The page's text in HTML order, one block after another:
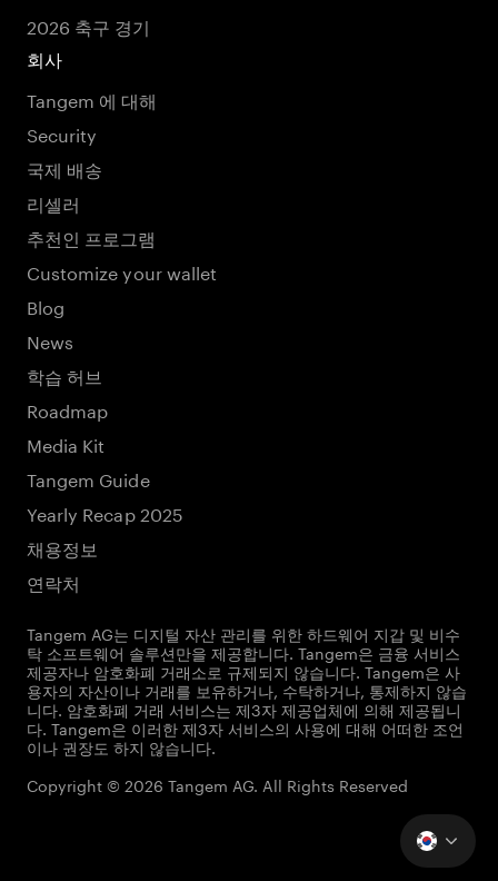
2026 축구 경기
회사
Tangem 에 대해
Security
국제 배송
리셀러
추천인 프로그램
Customize your wallet
Blog
News
학습 허브
Roadmap
Media Kit
Tangem Guide
Yearly Recap 2025
채용정보
연락처
Tangem AG는 디지털 자산 관리를 위한 하드웨어 지갑 및 비수
탁 소프트웨어 솔루션만을 제공합니다. Tangem은 금융 서비스
제공자나 암호화폐 거래소로 규제되지 않습니다. Tangem은 사
용자의 자산이나 거래를 보유하거나, 수탁하거나, 통제하지 않습
니다. 암호화폐 거래 서비스는 제3자 제공업체에 의해 제공됩니
다. Tangem은 이러한 제3자 서비스의 사용에 대해 어떠한 조언
이나 권장도 하지 않습니다.